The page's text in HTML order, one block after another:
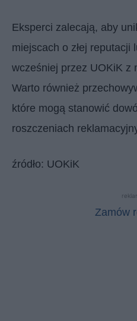
Eksperci zalecają, aby
miejscach o złej reputacji
wcześniej przez UOKiK z
Warto również
które mogą stanowić
roszczeniach
źródło: UOKiK
Zamów